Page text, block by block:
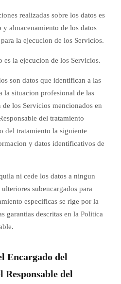
realizadas sobre los datos es
almacenamiento de los datos
la ejecucion de los Servicios.
la ejecucion de los Servicios.
son datos que identifican a las
la situacion profesional de las
de los Servicios mencionados en
del tratamiento
del tratamiento la siguiente
y datos identificativos de
ni cede los datos a ningun
subencargados para
especificas se rige por la
garantias descritas en la Politica
Encargado del
del